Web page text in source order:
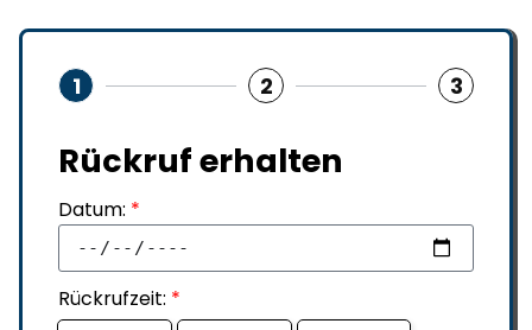
1 2 3
Rückruf erhalten
Datum: *
Rückrufzeit: *